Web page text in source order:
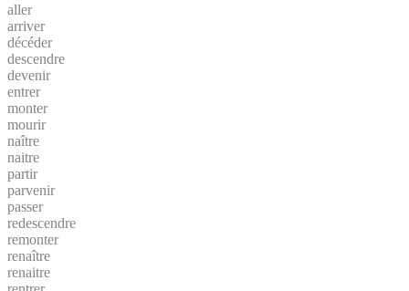
aller
arriver
décéder
descendre
devenir
entrer
monter
mourir
naître
naitre
partir
parvenir
passer
redescendre
remonter
renaître
renaitre